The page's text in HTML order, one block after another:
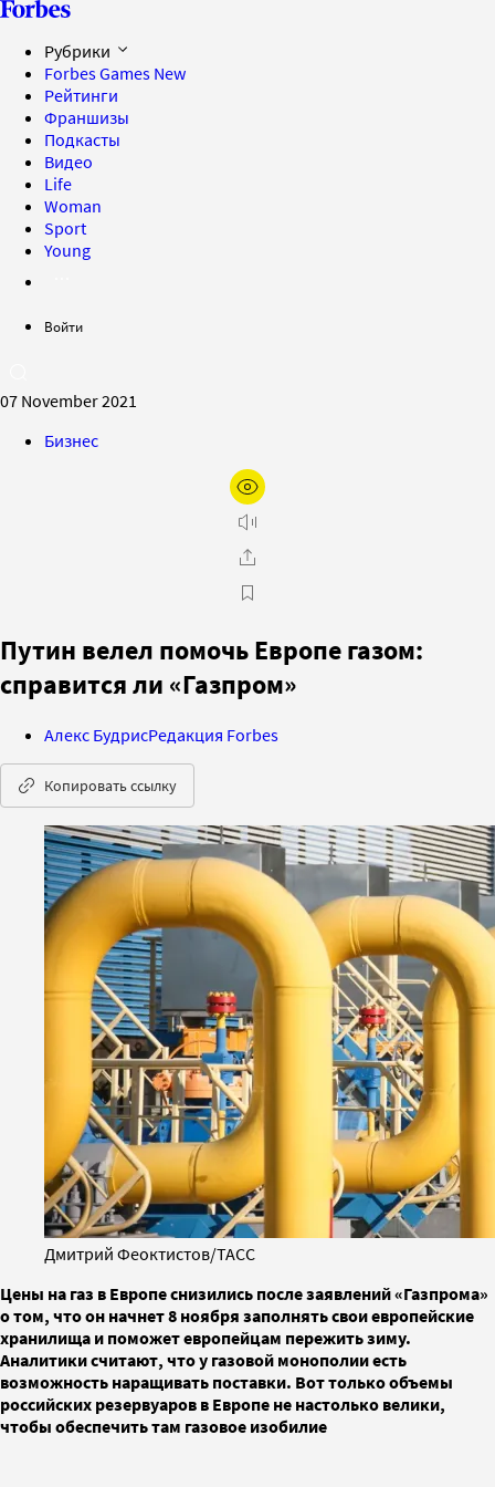
Рубрики
Forbes Games New
Рейтинги
Франшизы
Подкасты
Видео
Life
Woman
Sport
Young
Войти
07 November 2021
Бизнес
Путин велел помочь Европе газом:
справится ли «Газпром»
Алекс БудрисРедакция Forbes
Копировать ссылку
Дмитрий Феоктистов/ТАСС
Цены на газ в Европе снизились после заявлений «Газпрома»
о том, что он начнет 8 ноября заполнять свои европейские
хранилища и поможет европейцам пережить зиму.
Аналитики считают, что у газовой монополии есть
возможность наращивать поставки. Вот только объемы
российских резервуаров в Европе не настолько велики,
чтобы обеспечить там газовое изобилие